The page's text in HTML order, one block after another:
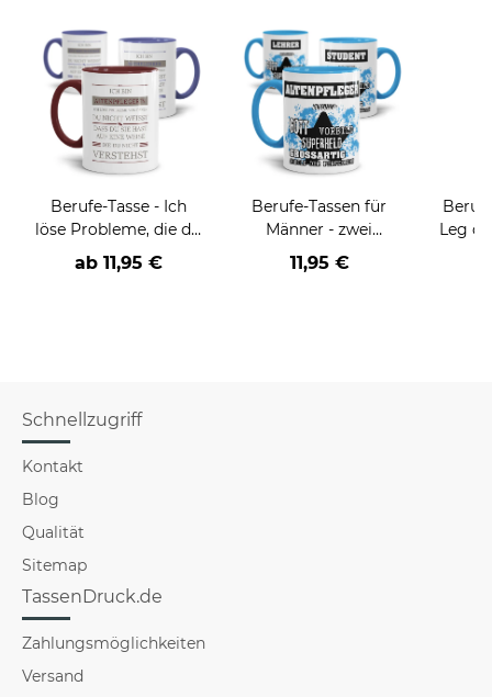
Berufe-Tasse - Ich
löse Probleme, die du
nicht verstehst -
verschiedene Berufe
ab 11,95 €
Berufe-Tassen für
Männer - zwei
Farbvarianten
11,95 €
Leg
Schnellzugriff
Kontakt
Blog
Qualität
Sitemap
TassenDruck.de
Zahlungsmöglichkeiten
Versand